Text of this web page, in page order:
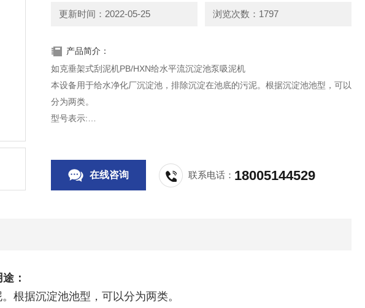
更新时间：2022-05-25 浏览次数：1797
产品简介：
如克垂架式刮泥机PB/HXN给水平流沉淀池泵吸泥机
本设备用于给水净化厂沉淀池，排除沉淀在池底的污泥。根据沉淀池池型，可以
分为两类。
型号表示:
在线咨询 联系电话： 18005144529
：
根据沉淀池池型，可以分为两类。